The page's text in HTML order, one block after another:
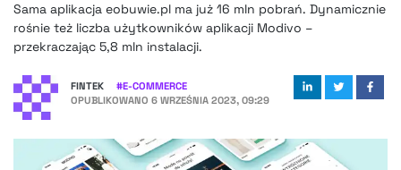
PODCASTY
FINTEKEXTRA
OKIEM EKSPERTA
Sama aplikacja eobuwie.pl ma już 16 mln pobrań. Dynamicznie
rośnie też liczba użytkowników aplikacji Modivo –
przekraczając 5,8 mln instalacji.
FINTEK #E-COMMERCE
OPUBLIKOWANO 6 WRZEŚNIA 2023, 09:29